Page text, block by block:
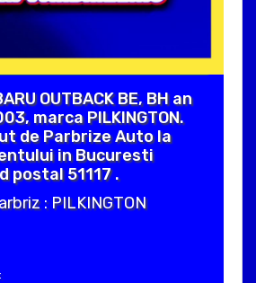
OUTBACK BE, BH an
marca PILKINGTON.
de Parbrize Auto la
in Bucuresti
postal 51117 .
: PILKINGTON